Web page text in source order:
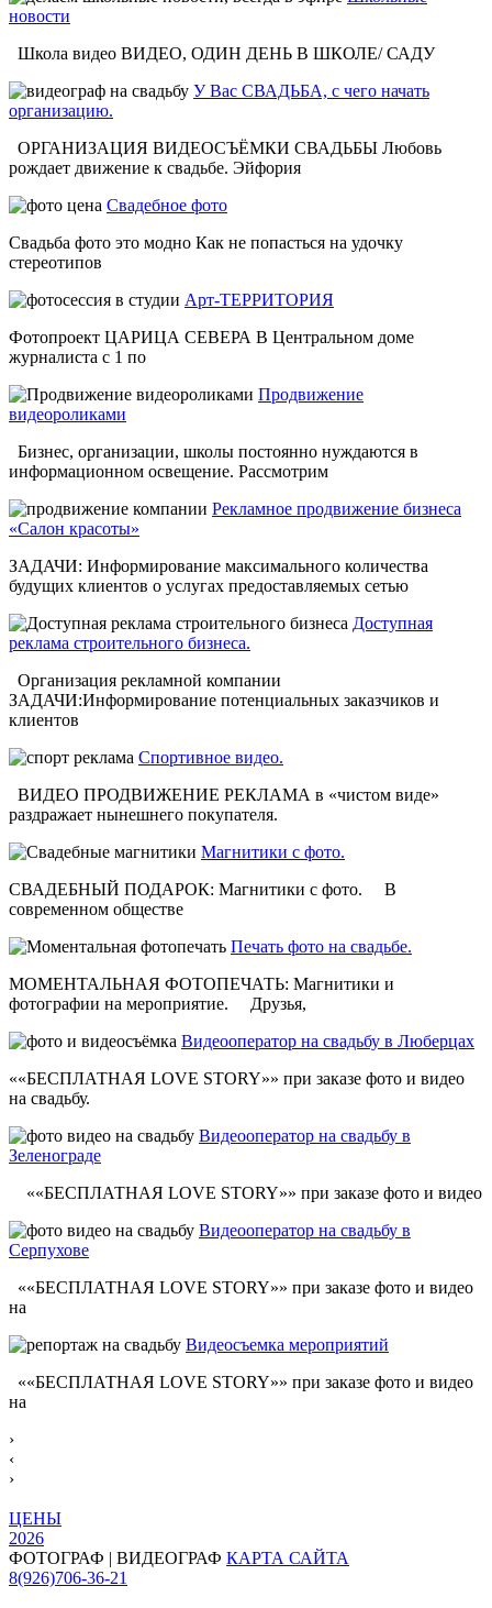
новости
Школа видео ВИДЕО, ОДИН ДЕНЬ В ШКОЛЕ/ САДУ
У Вас СВАДЬБА, с чего начать
организацию.
ОРГАНИЗАЦИЯ ВИДЕОСЪЁМКИ СВАДЬБЫ Любовь
рождает движение к свадьбе. Эйфория
Свадебное фото
Свадьба фото это модно Как не попасться на удочку
стереотипов
Арт-ТЕРРИТОРИЯ
Фотопроект ЦАРИЦА СЕВЕРА В Центральном доме
журналиста с 1 по
Продвижение
видеороликами
Бизнес, организации, школы постоянно нуждаются в
информационном освещение. Рассмотрим
Рекламное продвижение бизнеса
«Салон красоты»
ЗАДАЧИ: Информирование максимального количества
будущих клиентов о услугах предоставляемых сетью
Доступная
реклама строительного бизнеса.
Организация рекламной компании
ЗАДАЧИ:Информирование потенциальных заказчиков и
клиентов
Спортивное видео.
ВИДЕО ПРОДВИЖЕНИЕ РЕКЛАМА в «чистом виде»
раздражает нынешнего покупателя.
Магнитики с фото.
СВАДЕБНЫЙ ПОДАРОК: Магнитики с фото. В
современном обществе
Печать фото на свадьбе.
МОМЕНТАЛЬНАЯ ФОТОПЕЧАТЬ: Магнитики и
фотографии на мероприятие. Друзья,
Видеооператор на свадьбу в Люберцах
««БЕСПЛАТНАЯ LOVE STORY»» при заказе фото и видео
на свадьбу.
Видеооператор на свадьбу в
Зеленограде
««БЕСПЛАТНАЯ LOVE STORY»» при заказе фото и видео
Видеооператор на свадьбу в
Серпухове
««БЕСПЛАТНАЯ LOVE STORY»» при заказе фото и видео
на
Видеосъемка мероприятий
««БЕСПЛАТНАЯ LOVE STORY»» при заказе фото и видео
на
›
‹
›
ЦЕНЫ
2026
ФОТОГРАФ | ВИДЕОГРАФ КАРТА САЙТА
8(926)706-36-21